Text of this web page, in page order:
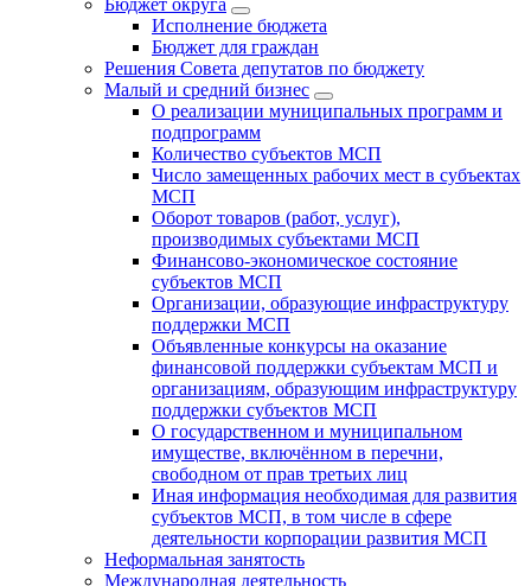
Бюджет округa
Исполнение бюджета
Бюджет для граждан
Решения Совета депутатов по бюджету
Малый и средний бизнес
О реализации муниципальных программ и
подпрограмм
Количество субъектов МСП
Число замещенных рабочих мест в субъектах
МСП
Оборот товаров (работ, услуг),
производимых субъектами МСП
Финансово-экономическое состояние
субъектов МСП
Организации, образующие инфраструктуру
поддержки МСП
Объявленные конкурсы на оказание
финансовой поддержки субъектам МСП и
организациям, образующим инфраструктуру
поддержки субъектов МСП
О государственном и муниципальном
имуществе, включённом в перечни,
свободном от прав третьих лиц
Иная информация необходимая для развития
субъектов МСП, в том числе в сфере
деятельности корпорации развития МСП
Неформальная занятость
Международная деятельность